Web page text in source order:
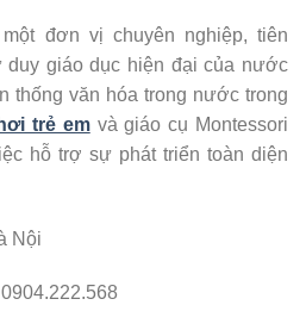
đơn vị chuyên nghiệp, tiên
duy giáo dục hiện đại của nước
thống văn hóa trong nước trong
trẻ emvà giáo cụ Montessori
hỗ trợ sự phát triển toàn diện
Nội